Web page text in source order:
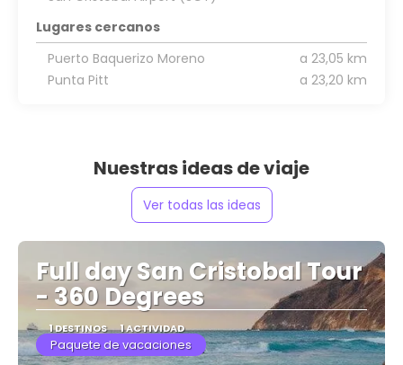
Lugares cercanos
Puerto Baquerizo Moreno
a 23,05 km
Punta Pitt
a 23,20 km
Nuestras ideas de viaje
Ver todas las ideas
Full day San Cristobal Tour
- 360 Degrees
1 DESTINOS 1 ACTIVIDAD
Paquete de vacaciones